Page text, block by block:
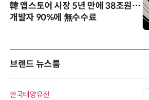
韓 앱스토어 시장 5년 만에 38조원…
개발자 90%에 無수수료
브랜드 뉴스룸
한국태양유전